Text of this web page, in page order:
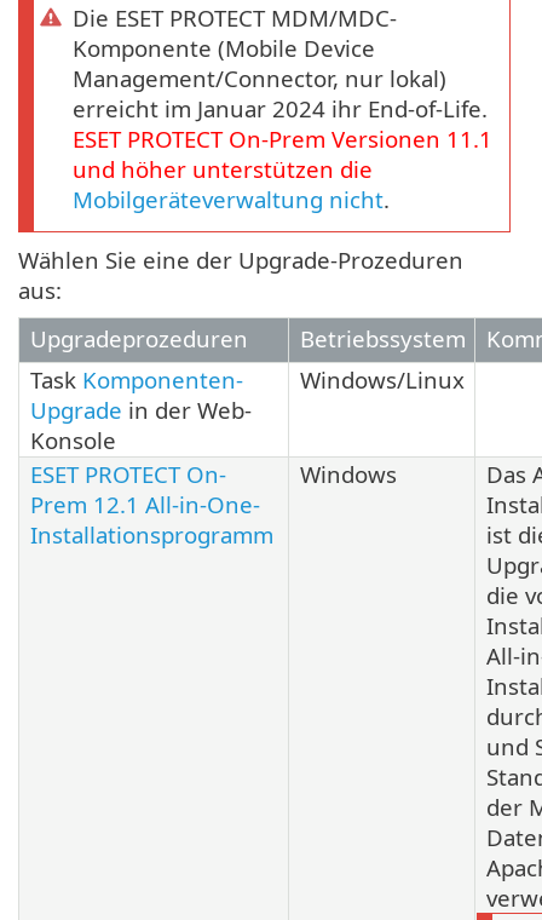
Die ESET PROTECT MDM/MDC-
Komponente (Mobile Device
Management/Connector, nur lokal)
erreicht im Januar 2024 ihr End-of-Life.
ESET PROTECT On-Prem Versionen 11.1
und höher unterstützen die
Mobilgeräteverwaltung nicht.
Wählen Sie eine der Upgrade-Prozeduren
aus:
Upgradeprozeduren
Betriebssystem
Task Komponenten-
Upgrade in der Web-
Konsole
Windows/Linux
ESET PROTECT On-
Prem 12.1 All-in-One-
Installationsprogramm
Windows
Das
ist
die
All-
und
der